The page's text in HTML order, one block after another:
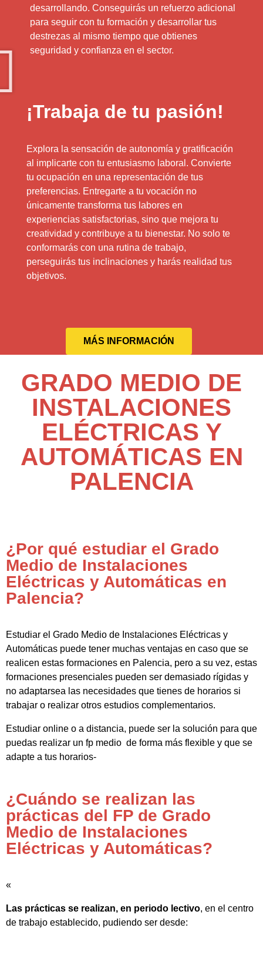
desarrollando. Conseguirás un refuerzo adicional
para seguir con tu formación y desarrollar tus
destrezas al mismo tiempo que obtienes
seguridad y confianza en el sector.
¡Trabaja de tu pasión!
Explora la sensación de autonomía y gratificación
al implicarte con tu entusiasmo laboral. Convierte
tu ocupación en una representación de tus
preferencias. Entregarte a tu vocación no
únicamente transforma tus labores en
experiencias satisfactorias, sino que mejora tu
creatividad y contribuye a tu bienestar. No solo te
conformarás con una rutina de trabajo,
perseguirás tus inclinaciones y harás realidad tus
objetivos.
MÁS INFORMACIÓN
GRADO MEDIO DE
INSTALACIONES
ELÉCTRICAS Y
AUTOMÁTICAS EN
PALENCIA
¿Por qué estudiar el Grado
Medio de Instalaciones
Eléctricas y Automáticas en
Palencia?
Estudiar el Grado Medio de Instalaciones Eléctricas y
Automáticas puede tener muchas ventajas en caso que se
realicen estas formaciones en Palencia, pero a su vez, estas
formaciones presenciales pueden ser demasiado rígidas y
no adaptarsea las necesidades que tienes de horarios si
trabajar o realizar otros estudios complementarios.
Estudiar online o a distancia, puede ser la solución para que
puedas realizar un fp medio de forma más flexible y que se
adapte a tus horarios-
¿Cuándo se realizan las
prácticas del FP de Grado
Medio de Instalaciones
Eléctricas y Automáticas?
«
Las prácticas se realizan, en periodo lectivo, en el centro
de trabajo establecido, pudiendo ser desde: